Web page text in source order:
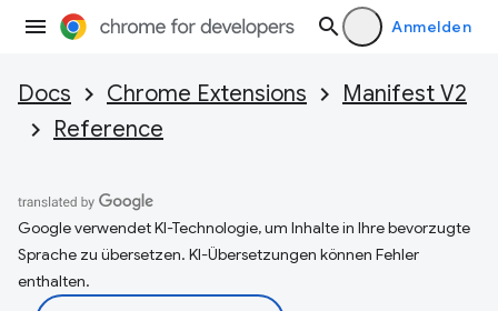
Anmelden
Docs Chrome Extensions
Manifest V2
Reference
Google verwendet KI-Technologie, um Inhalte in Ihre bevorzugte
Sprache zu übersetzen. KI-Übersetzungen können Fehler
enthalten.